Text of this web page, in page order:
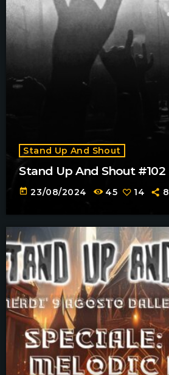
Stand Up And Shout
Stand Up And Shout #102
today 23/08/2024 45 14 8